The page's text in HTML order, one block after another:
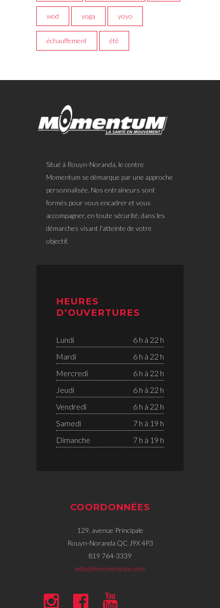
wod yoga yoyo
échauffement été
Situé à Rouyn-Noranda, le centre
Momentum se démarque par une approche
personnalisée. Nos entraîneurs sont
formés pour vous encadrer et vous
accompagner, en toute sécurité, dans les
démarches visant l'atteinte de votre
objectif.
HEURES
D’OUVERTURES
Lundi
6 h à 22 h
Mardi
6 h à 22 h
Mercredi
6 h à 22 h
Jeudi
6 h à 22 h
Vendredi
6 h à 22 h
Samedi
7 h à 19 h
Dimanche
7 h à 19 h
COORDONNÉES
129, avenue Principale
Rouyn-Noranda QC J9X 4P3
819 764-3339
info@lemomentum.com